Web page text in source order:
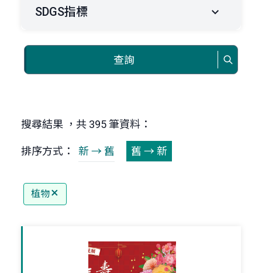
SDGS指標
查詢
搜尋結果 ，共 395 筆資料：
排序方式： 新 → 舊 舊 → 新
植物